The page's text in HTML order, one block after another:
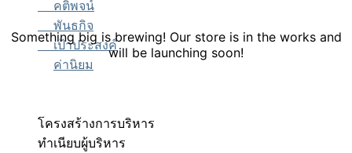
คติพจน์
พันธกิจ
เป้าประสงค์
ค่านิยม
โครงสร้างการบริหาร
ทำเนียบผู้บริหาร
Something big is brewing! Our store is in the works and
will be launching soon!